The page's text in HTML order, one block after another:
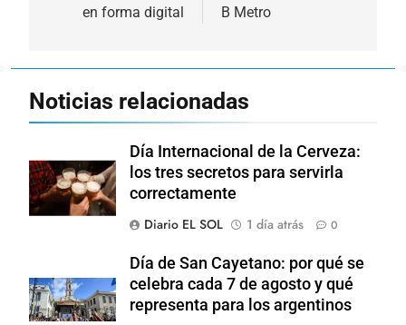
en forma digital
B Metro
Noticias relacionadas
Día Internacional de la Cerveza:
los tres secretos para servirla
correctamente
Diario EL SOL
1 día atrás 0
Día de San Cayetano: por qué se
celebra cada 7 de agosto y qué
representa para los argentinos